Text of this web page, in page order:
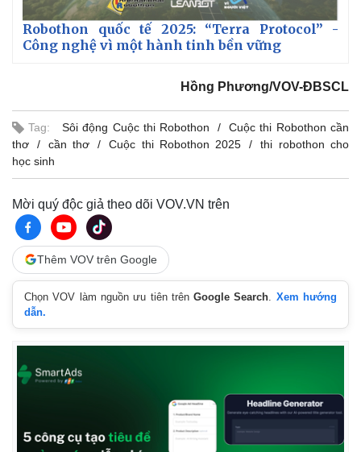
Robothon quốc tế 2025: “Terra Protocol” -
Công nghệ vì một hành tinh bền vững
Hồng Phương/VOV-ĐBSCL
Tag: Sôi động Cuộc thi Robothon
Cuộc thi Robothon cần
thơ
cần thơ Cuộc thi Robothon 2025
thi robothon cho
học sinh
Mời quý độc giả theo dõi VOV.VN trên
Thêm VOV trên Google
Chọn VOV làm nguồn ưu tiên trênGoogle Search
Xem hướng
dẫn.